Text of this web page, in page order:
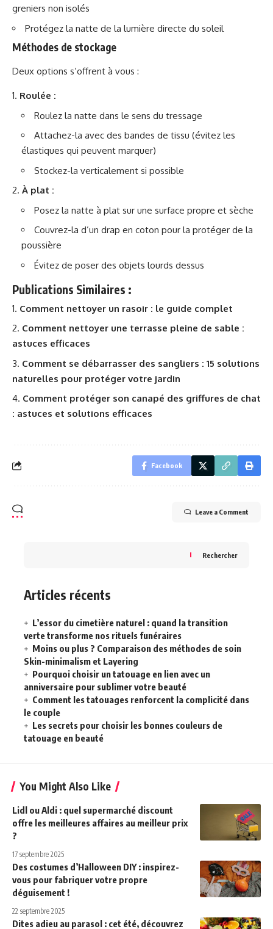
greniers non isolés
Protégez la natte de la lumière directe du soleil
Méthodes de stockage
Deux options s’offrent à vous :
Roulée :
Roulez la natte dans le sens du tressage
Attachez-la avec des bandes de tissu (évitez les
élastiques qui peuvent marquer)
Stockez-la verticalement si possible
À plat :
Posez la natte à plat sur une surface propre et sèche
Couvrez-la d’un drap en coton pour la protéger de la
poussière
Évitez de poser des objets lourds dessus
Publications Similaires :
Comment nettoyer un rasoir : le guide complet
Comment nettoyer une terrasse pleine de sable :
astuces efficaces
Comment se débarrasser des sangliers : 15 solutions
naturelles pour protéger votre jardin
Comment protéger son canapé des griffures de chat
: astuces et solutions efficaces
Facebook
Leave a Comment
Rechercher
Articles récents
L’essor du cimetière naturel : quand la transition
verte transforme nos rituels funéraires
Moins ou plus ? Comparaison des méthodes de soin
Skin-minimalism et Layering
Pourquoi choisir un tatouage en lien avec un
anniversaire pour sublimer votre beauté
Comment les tatouages renforcent la complicité dans
le couple
Les secrets pour choisir les bonnes couleurs de
tatouage en beauté
You Might Also Like
Lidl ou Aldi : quel supermarché discount
offre les meilleures affaires au meilleur prix
?
17 septembre 2025
Des costumes d’Halloween DIY : inspirez-
vous pour fabriquer votre propre
déguisement !
22 septembre 2025
Dites adieu au parasol : cet été, découvrez